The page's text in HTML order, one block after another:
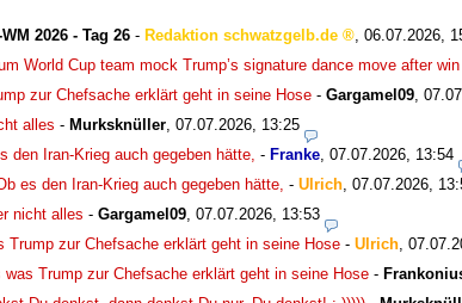
2026 - Tag 26 - Redaktion schwatzgelb.de
06.07.2026,
World Cup team mock Trump’s signature dance move after
zur Chefsache erklärt geht in seine Hose - Gargamel09
alles - Murksknüller 07.07.2026, 13:25
den Iran-Krieg auch gegeben hätte, - Franke 07.07.2026, 13:54
es den Iran-Krieg auch gegeben hätte, - Ulrich 07.07.2026,
nicht alles - Gargamel09 07.07.2026, 13:53
Trump zur Chefsache erklärt geht in seine Hose - Ulrich
was Trump zur Chefsache erklärt geht in seine Hose -